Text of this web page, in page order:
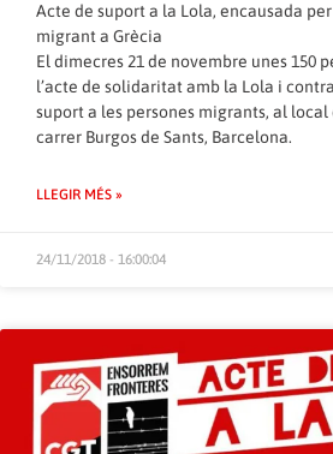
Acte de suport a la Lola, encausada
migrant a Grècia
El dimecres 21 de novembre unes 150
l’acte de solidaritat amb la Lola i
suport a les persones migrants, al local
carrer Burgos de Sants, Barcelona.
LLEGIR MÉS »
24/11/2018 - 16:00:04